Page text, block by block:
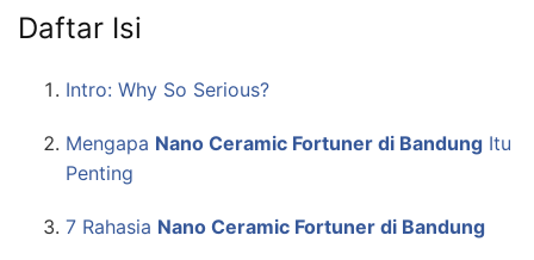
Daftar Isi
Intro: Why So Serious?
Mengapa Nano Ceramic Fortuner di Bandung Itu
Penting
7 Rahasia Nano Ceramic Fortuner di Bandung